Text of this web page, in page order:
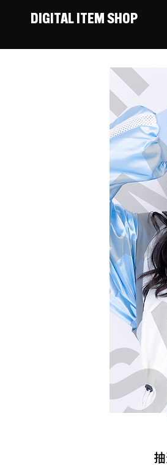
DIGITAL ITEM SHOP